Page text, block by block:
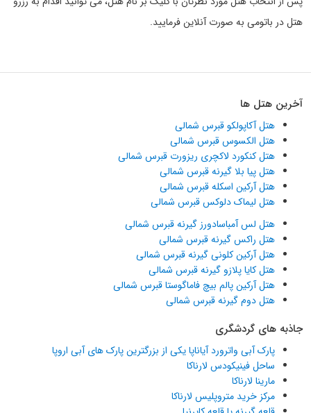
هتل در باتومی به صورت آنلاین فرمایید.
آخرین هتل ها
هتل آکاپولکو قبرس شمالی
هتل الکسوس قبرس شمالی
هتل کنکورد لاکچری ریزورت قبرس شمالی
هتل پیا بلا گیرنه قبرس شمالی
هتل آرکین اسکله قبرس شمالی
هتل لیماک دلوکس قبرس شمالی
هتل لس آمباسادورز گیرنه قبرس شمالی
هتل راکس گیرنه قبرس شمالی
هتل آرکین کلونی گیرنه قبرس شمالی
هتل کایا پلازو گیرنه قبرس شمالی
هتل آرکین پالم بیچ فاماگوستا قبرس شمالی
هتل دوم گیرنه قبرس شمالی
جاذبه های گردشگری
پارک آبی واترورد آیاناپا یکی از بزرگترین پارک های آبی اروپا
ساحل فینیکودس لارناکا
مارینا لارناکا
مرکز خرید متروپلیس لارناکا